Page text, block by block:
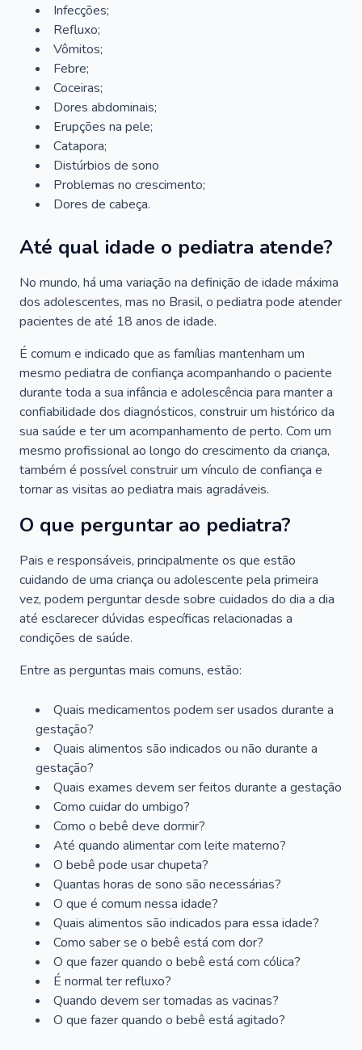
Infecções;
Refluxo;
Vômitos;
Febre;
Coceiras;
Dores abdominais;
Erupções na pele;
Catapora;
Distúrbios de sono
Problemas no crescimento;
Dores de cabeça.
Até qual idade o pediatra atende?
No mundo, há uma variação na definição de idade máxima
dos adolescentes, mas no Brasil, o pediatra pode atender
pacientes de até 18 anos de idade.
É comum e indicado que as famílias mantenham um
mesmo pediatra de confiança acompanhando o paciente
durante toda a sua infância e adolescência para manter a
confiabilidade dos diagnósticos, construir um histórico da
sua saúde e ter um acompanhamento de perto. Com um
mesmo profissional ao longo do crescimento da criança,
também é possível construir um vínculo de confiança e
tornar as visitas ao pediatra mais agradáveis.
O que perguntar ao pediatra?
Pais e responsáveis, principalmente os que estão
cuidando de uma criança ou adolescente pela primeira
vez, podem perguntar desde sobre cuidados do dia a dia
até esclarecer dúvidas específicas relacionadas a
condições de saúde.
Entre as perguntas mais comuns, estão:
Quais medicamentos podem ser usados durante a
gestação?
Quais alimentos são indicados ou não durante a
gestação?
Quais exames devem ser feitos durante a gestação
Como cuidar do umbigo?
Como o bebê deve dormir?
Até quando alimentar com leite materno?
O bebê pode usar chupeta?
Quantas horas de sono são necessárias?
O que é comum nessa idade?
Quais alimentos são indicados para essa idade?
Como saber se o bebê está com dor?
O que fazer quando o bebê está com cólica?
É normal ter refluxo?
Quando devem ser tomadas as vacinas?
O que fazer quando o bebê está agitado?